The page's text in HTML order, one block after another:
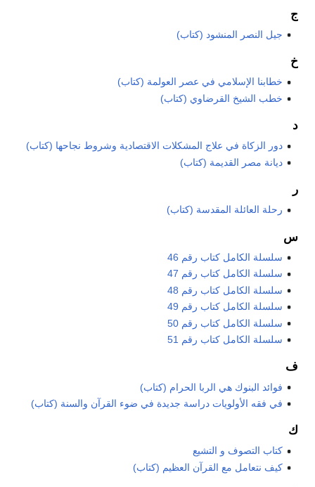
ج
جيل النصر المنشود (كتاب)
خ
خطابنا الإسلامي في عصر العولمة (كتاب)
خطب الشيخ القرضاوي (كتاب)
د
دور الزكاة في علاج المشكلات الاقتصادية وشروط نجاحها (كتاب)
ديانة مصر القديمة (كتاب)
ر
رحلة العائلة المقدسة (كتاب)
س
سلسلة الكامل كتاب رقم 46
سلسلة الكامل كتاب رقم 47
سلسلة الكامل كتاب رقم 48
سلسلة الكامل كتاب رقم 49
سلسلة الكامل كتاب رقم 50
سلسلة الكامل كتاب رقم 51
ف
فوائد البنوك هي الربا الحرام (كتاب)
في فقه الأولويات دراسة جديدة في ضوء القرآن والسنة (كتاب)
ك
كتاب التصوف و التشيع
كيف نتعامل مع القرآن العظيم (كتاب)